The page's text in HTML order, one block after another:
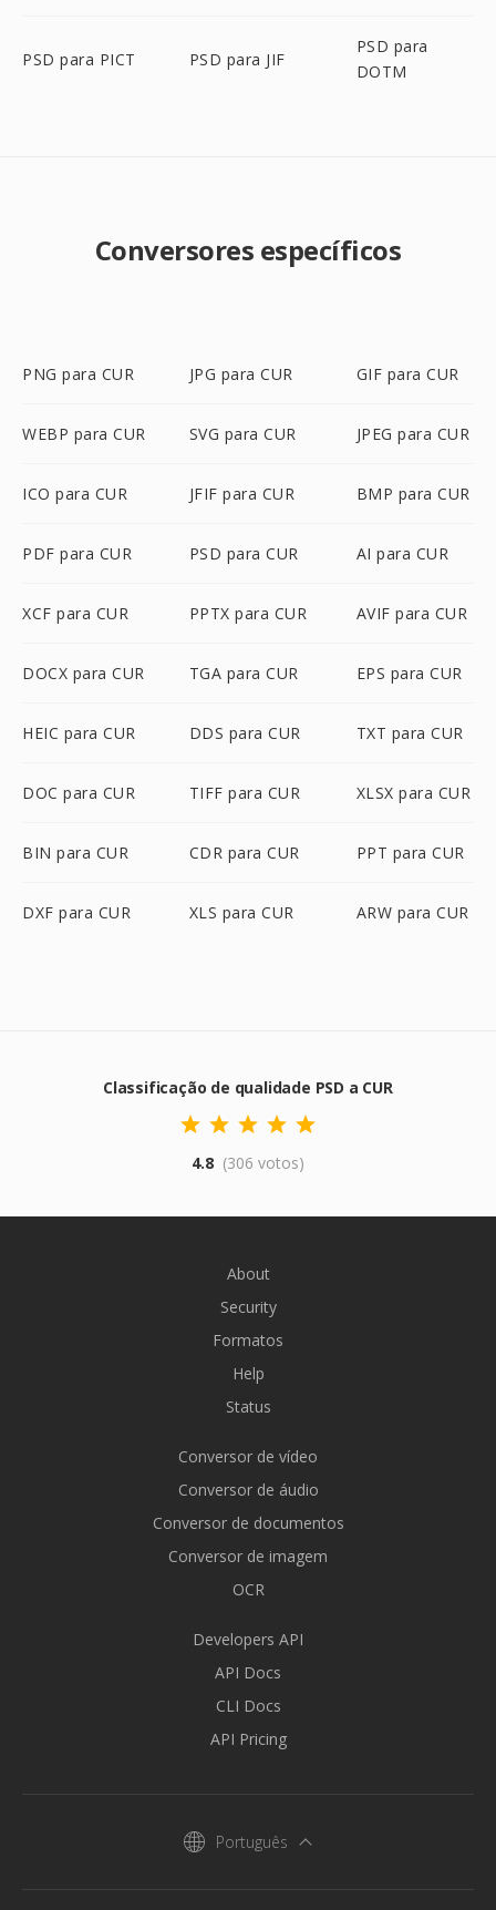
PSD para PICT PSD para JIF
PSD para
DOTM
Conversores específicos
PNG para CUR JPG para CUR GIF para CUR
WEBP para CUR SVG para CUR JPEG para CUR
ICO para CUR JFIF para CUR BMP para CUR
PDF para CUR PSD para CUR AI para CUR
XCF para CUR PPTX para CUR AVIF para CUR
DOCX para CUR TGA para CUR EPS para CUR
HEIC para CUR DDS para CUR TXT para CUR
DOC para CUR TIFF para CUR XLSX para CUR
BIN para CUR CDR para CUR PPT para CUR
DXF para CUR XLS para CUR ARW para CUR
Classificação de qualidade PSD a CUR
4.8 (306 votos)
About
Security
Formatos
Help
Status
Conversor de vídeo
Conversor de áudio
Conversor de documentos
Conversor de imagem
OCR
Developers API
API Docs
CLI Docs
API Pricing
Português